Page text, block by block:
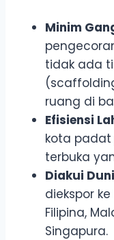
Minim
tidak ada
ruang di
Efisiensi
kota
terbuka
Diakui
diekspor
Filipina,
Singapura.